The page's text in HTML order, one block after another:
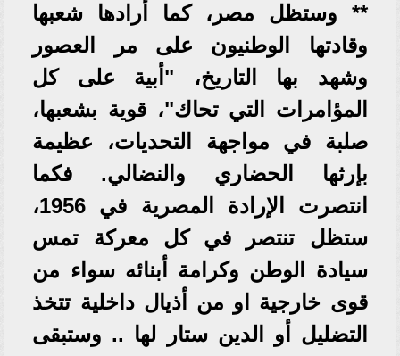
** وستظل مصر، كما أرادها شعبها
وقادتها الوطنيون على مر العصور
وشهد بها التاريخ، "أبية على كل
المؤامرات التي تحاك"، قوية بشعبها،
صلبة في مواجهة التحديات، عظيمة
بإرثها الحضاري والنضالي. فكما
انتصرت الإرادة المصرية في 1956،
ستظل تنتصر في كل معركة تمس
سيادة الوطن وكرامة أبنائه سواء من
قوى خارجية او من أذيال داخلية تتخذ
التضليل أو الدين ستار لها .. وستبقى